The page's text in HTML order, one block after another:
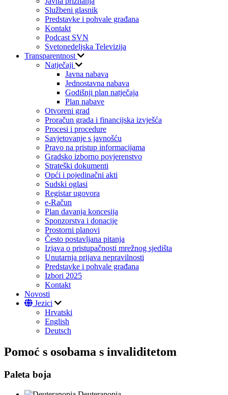
Službeni glasnik
Predstavke i pohvale građana
Kontakt
Podcast SVN
Svetonedeljska Televizija
Transparentnost
Natječaji
Javna nabava
Jednostavna nabava
Godišnji plan natječaja
Plan nabave
Otvoreni grad
Proračun grada i financijska izvješća
Procesi i procedure
Savjetovanje s javnošću
Pravo na pristup informacijama
Gradsko izborno povjerenstvo
Strateški dokumenti
Opći i pojedinačni akti
Sudski oglasi
Registar ugovora
e-Račun
Plan davanja koncesija
Sponzorstva i donacije
Prostorni planovi
Često postavljana pitanja
Izjava o pristupačnosti mrežnog sjedišta
Unutarnja prijava nepravilnosti
Predstavke i pohvale građana
Izbori 2025
Kontakt
Novosti
Jezici
Hrvatski
English
Deutsch
Pomoć s osobama s invaliditetom
Paleta boja